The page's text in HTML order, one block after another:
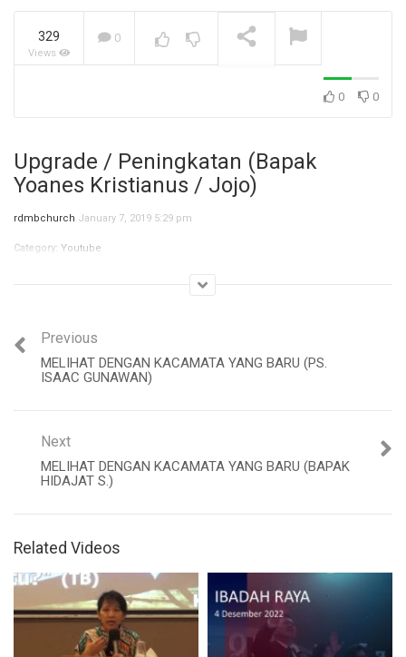
Jangan Biarkan Masa Lalu,
Depanmu! (Ibu Siane)
329
Views
0
0 0
Upgrade / Peningkatan (Bapak
Yoanes Kristianus / Jojo)
rdmbchurch January 7, 2019 5:29 pm
Category: Youtube
Previous
MELIHAT DENGAN KACAMATA YANG BARU (PS.
ISAAC GUNAWAN)
Next
MELIHAT DENGAN KACAMATA YANG BARU (BAPAK
HIDAJAT S.)
Related Videos